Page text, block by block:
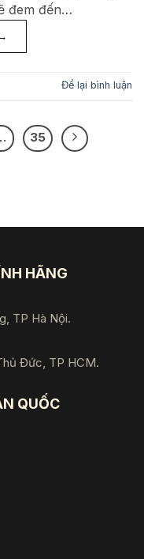
đem đến…
→
Để lại bình luận
35
HÃNG
TP Hà Nội.
Đức, TP HCM.
QUỐC